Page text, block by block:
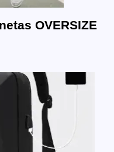
OVERSIZE